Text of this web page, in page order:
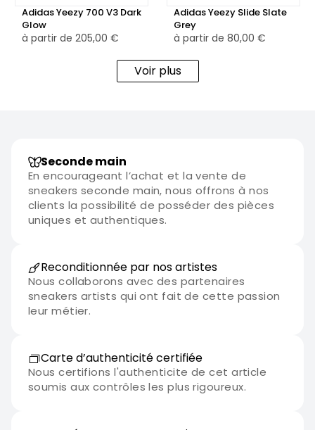
Adidas Yeezy 700 V3 Dark
Glow
à partir de 205,00 €
Adidas Yeezy Slide Slate
Grey
à partir de 80,00 €
Voir plus
Seconde main
En encourageant l’achat et la vente de
sneakers seconde main, nous offrons à nos
clients la possibilité de posséder des pièces
uniques et authentiques.
Reconditionnée par nos artistes
Nous collaborons avec des partenaires
sneakers artists qui ont fait de cette passion
leur métier.
Carte d’authenticité certifiée
Nous certifions l'authenticite de cet article
soumis aux contrôles les plus rigoureux.